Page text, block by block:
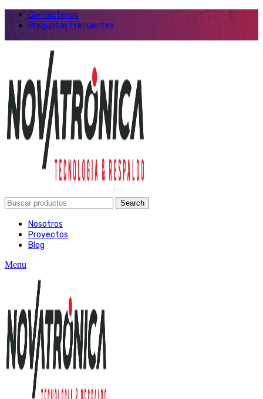
Contáctenos
Preguntas Frecuentes
Search
Nosotros
Proyectos
Blog
Menu